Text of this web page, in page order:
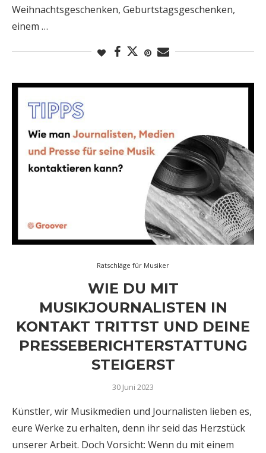
Weihnachtsgeschenken, Geburtstagsgeschenken,
einem …
Ratschläge für Musiker
WIE DU MIT
MUSIKJOURNALISTEN IN
KONTAKT TRITTST UND DEINE
PRESSEBERICHTERSTATTUNG
STEIGERST
30 Juni 2023
Künstler, wir Musikmedien und Journalisten lieben es,
eure Werke zu erhalten, denn ihr seid das Herzstück
unserer Arbeit. Doch Vorsicht: Wenn du mit einem